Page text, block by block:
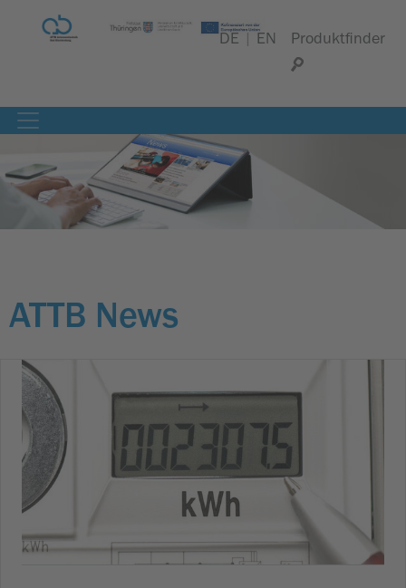
DE EN Produktfinder
ATTB News